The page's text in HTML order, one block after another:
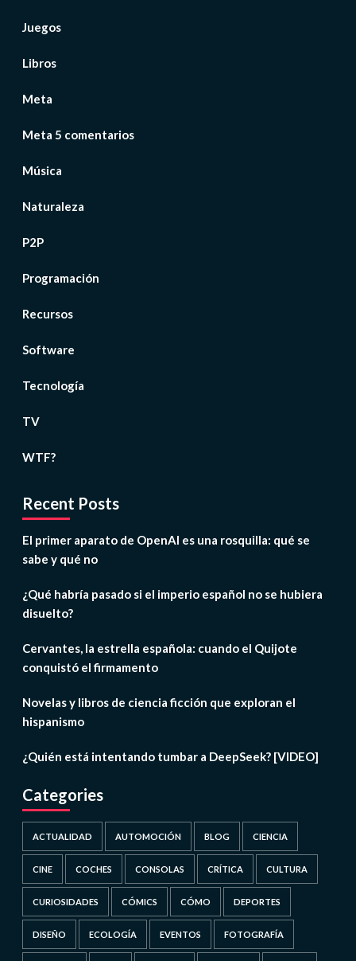
Juegos
Libros
Meta
Meta 5 comentarios
Música
Naturaleza
P2P
Programación
Recursos
Software
Tecnología
TV
WTF?
Recent Posts
El primer aparato de OpenAI es una rosquilla: qué se
sabe y qué no
¿Qué habría pasado si el imperio español no se hubiera
disuelto?
Cervantes, la estrella española: cuando el Quijote
conquistó el firmamento
Novelas y libros de ciencia ficción que exploran el
hispanismo
¿Quién está intentando tumbar a DeepSeek? [VIDEO]
Categories
ACTUALIDAD AUTOMOCIÓN BLOG CIENCIA
CINE COCHES CONSOLAS CRÍTICA CULTURA
CURIOSIDADES CÓMICS CÓMO DEPORTES
DISEÑO ECOLOGÍA EVENTOS FOTOGRAFÍA